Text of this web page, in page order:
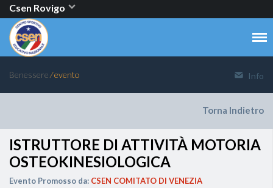
Csen Rovigo
Benessere⁄ evento Info
Torna Indietro
ISTRUTTORE DI ATTIVITÀ MOTORIA
OSTEOKINESIOLOGICA
Evento Promosso da: CSEN COMITATO DI VENEZIA